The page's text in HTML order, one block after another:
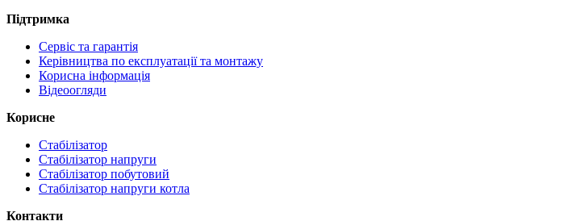
Підтримка
Сервіс та гарантія
Керівництва по експлуатації та монтажу
Корисна інформація
Відеоогляди
Корисне
Стабілізатор
Стабілізатор напруги
Стабілізатор побутовий
Стабілізатор напруги котла
Контакти